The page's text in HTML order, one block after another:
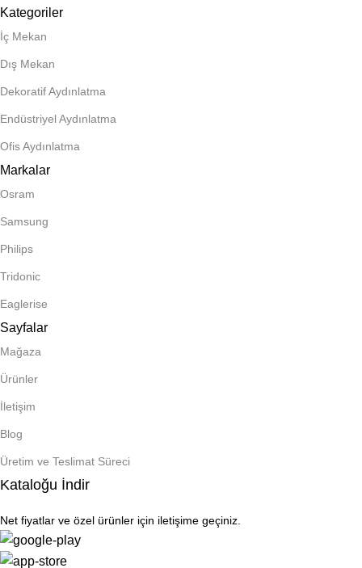
Kategoriler
İç Mekan
Dış Mekan
Dekoratif Aydınlatma
Endüstriyel Aydınlatma
Ofis Aydınlatma
Markalar
Osram
Samsung
Philips
Tridonic
Eaglerise
Sayfalar
Mağaza
Ürünler
İletişim
Blog
Üretim ve Teslimat Süreci
Kataloğu İndir
Net fiyatlar ve özel ürünler için iletişime geçiniz.